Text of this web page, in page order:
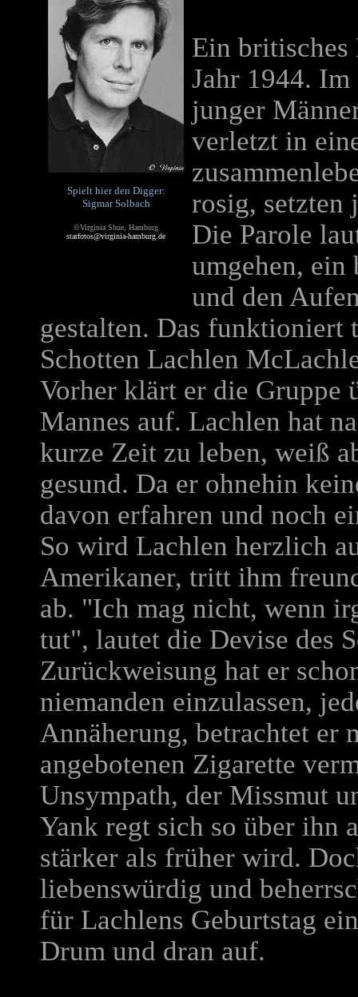
Spielt hier den Digger:
Sigmar Solbach
©Virginia Shue, Hamburg
starfotos@virginia-hamburg.de
Ein
Jahr 1944.
junger
verletzt in
rosig, setzten
Die Parole
umgehen, ein
und den
gestalten. Das funktioniert
Schotten Lachlen
Vorher klärt er die Gruppe
Mannes auf. Lachlen hat
kurze Zeit zu leben, weiß
gesund. Da er ohnehin
davon erfahren und noch
So wird Lachlen herzlich
Amerikaner, tritt ihm
ab. "Ich mag nicht, wenn
tut", lautet die Devise des
Zurückweisung hat er
niemanden einzulassen,
Annäherung, betrachtet er
angebotenen Zigarette
Unsympath, der Missmut
Yank regt sich so über ihn
stärker als früher wird.
liebenswürdig und
für Lachlens Geburtstag
Drum und dran auf.